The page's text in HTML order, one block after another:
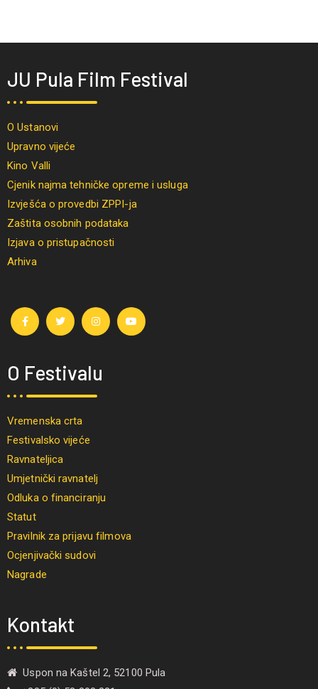
JU Pula Film Festival
O Ustanovi
Upravno vijeće
Kino Valli
Cjenik najma tehničke opreme i usluga
Izvješća o provedbi ZPPI-ja
Zaštita osobnih podataka
Izjava o pristupačnosti
Arhiva
O Festivalu
Vremenska crta
Festivalsko vijeće
Ravnateljica
Umjetnički ravnatelj
Odluka o financiranju
Statut
Pravilnik za prijavu filmova
Ocjenjivački sudovi
Nagrade
Kontakt
Uspon na Kaštel 2, 52100 Pula